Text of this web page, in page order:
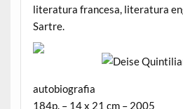
literatura francesa, literatura
Sartre.
autobiografia
184p. – 14 x 21 cm – 2005